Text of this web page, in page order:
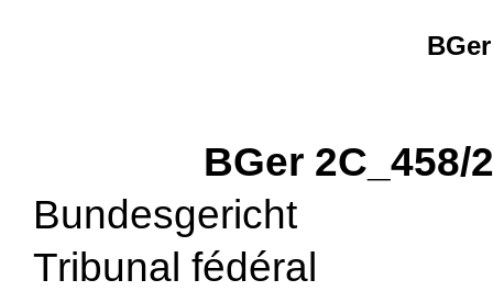
BGer 2C_458/
Bundesgericht
Tribunal fédéral